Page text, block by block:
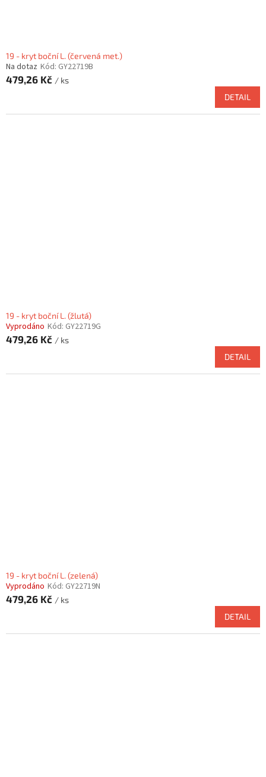
19 - kryt boční L. (červená met.)
Na dotaz Kód: GY22719B
479,26 Kč / ks
DETAIL
19 - kryt boční L. (žlutá)
Vyprodáno Kód: GY22719G
479,26 Kč / ks
DETAIL
19 - kryt boční L. (zelená)
Vyprodáno Kód: GY22719N
479,26 Kč / ks
DETAIL